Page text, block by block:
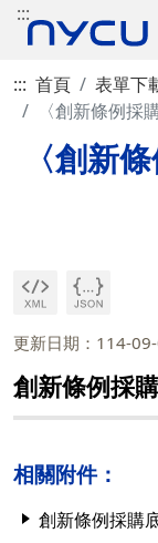
:::
::: 首頁 表單下
〈創新條例採
〈創新
更新日期：114-
創新條例採
相關附件：
創新條例採購